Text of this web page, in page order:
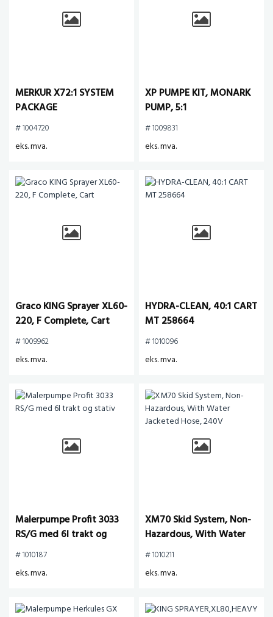
MERKUR X72:1 SYSTEM
PACKAGE
# 1004720
eks. mva.
XP PUMPE KIT, MONARK
PUMP, 5:1
# 1009831
eks. mva.
Graco KING Sprayer XL60-
220, F Complete, Cart
# 1009962
eks. mva.
HYDRA-CLEAN, 40:1 CART
MT 258664
# 1010096
eks. mva.
Malerpumpe Profit 3033
RS/G med 6l trakt og
stativ
# 1010187
eks. mva.
XM70 Skid System, Non-
Hazardous, With Water
Jacketed Hose, 240V
# 1010211
eks. mva.